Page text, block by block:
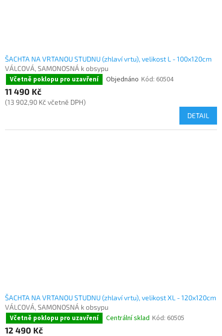
ŠACHTA NA VRTANOU STUDNU (zhlaví vrtu), velikost L - 100x120cm
VÁLCOVÁ, SAMONOSNÁ k obsypu
Včetně poklopu pro uzavření Objednáno Kód: 60504
11 490 Kč
(13 902,90 Kč včetně DPH)
DETAIL
ŠACHTA NA VRTANOU STUDNU (zhlaví vrtu), velikost XL - 120x120cm
VÁLCOVÁ, SAMONOSNÁ k obsypu
Včetně poklopu pro uzavření Centrální sklad Kód: 60505
12 490 Kč